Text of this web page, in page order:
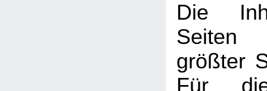
Die
Seiten
größter
Für